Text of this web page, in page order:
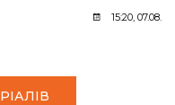
15:20,